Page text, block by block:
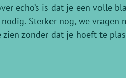
echo’s is dat je een volle
Sterker nog, we vragen
zien zonder dat je hoeft te